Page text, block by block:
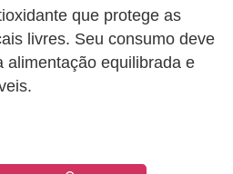
que protege as
livres. Seu consumo deve
alimentação equilibrada e